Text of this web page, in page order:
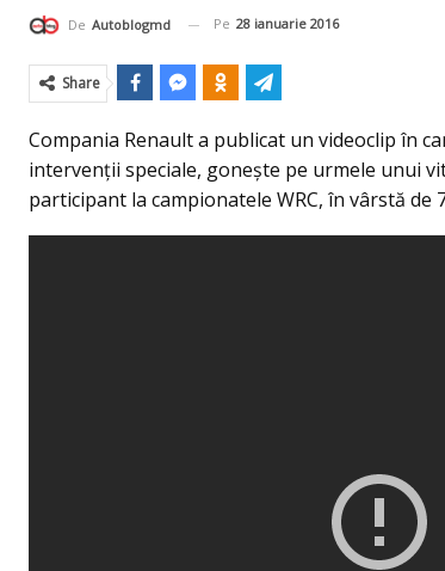
De Autoblogmd Pe 28 ianuarie 2016
Share
Compania Renault a publicat un videoclip în
intervenţii speciale, goneşte pe urmele unui
participant la campionatele WRC, în vârstă de